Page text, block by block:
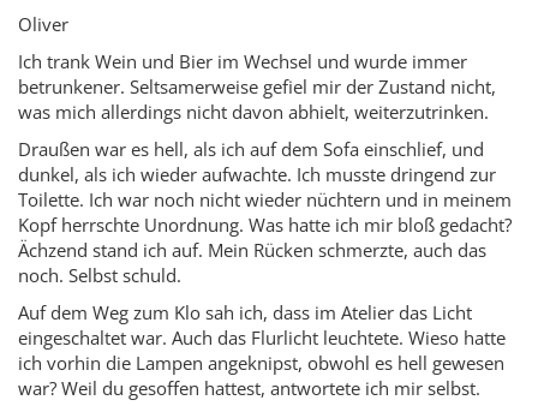
Oliver
Ich trank Wein und Bier im Wechsel und wurde immer
betrunkener. Seltsamerweise gefiel mir der Zustand nicht,
was mich allerdings nicht davon abhielt, weiterzutrinken.
Draußen war es hell, als ich auf dem Sofa einschlief, und
dunkel, als ich wieder aufwachte. Ich musste dringend zur
Toilette. Ich war noch nicht wieder nüchtern und in meinem
Kopf herrschte Unordnung. Was hatte ich mir bloß gedacht?
Ächzend stand ich auf. Mein Rücken schmerzte, auch das
noch. Selbst schuld.
Auf dem Weg zum Klo sah ich, dass im Atelier das Licht
eingeschaltet war. Auch das Flurlicht leuchtete. Wieso hatte
ich vorhin die Lampen angeknipst, obwohl es hell gewesen
war? Weil du gesoffen hattest, antwortete ich mir selbst.